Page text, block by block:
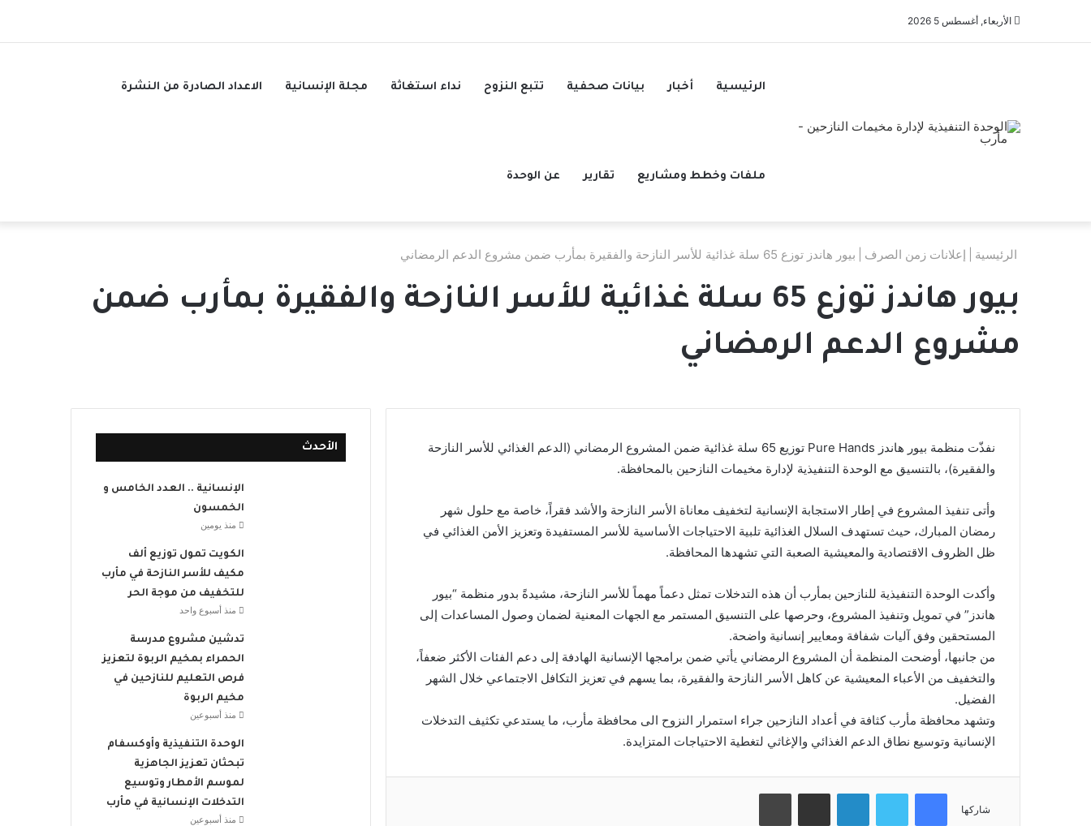
الأربعاء, أغسطس 5 2026
الرئيسية أخبار بيانات صحفية تتبع النزوح نداء استغاثة مجلة الإنسانية الاعداد الصادرة من النشرة
ملفات وخطط ومشاريع تقارير عن الوحدة
الرئيسية إعلانات زمن الصرف بيور هاندز توزع 65 سلة غذائية للأسر النازحة والفقيرة بمأرب ضمن مشروع الدعم الرمضاني
بيور هاندز توزع 65 سلة غذائية للأسر النازحة والفقيرة بمأرب ضمن
مشروع الدعم الرمضاني
نفذّت منظمة بيور هاندز Pure Hands توزيع 65 سلة غذائية ضمن المشروع الرمضاني (الدعم الغذائي للأسر النازحة
والفقيرة)، بالتنسيق مع الوحدة التنفيذية لإدارة مخيمات النازحين بالمحافظة.
وأتى تنفيذ المشروع في إطار الاستجابة الإنسانية لتخفيف معاناة الأسر النازحة والأشد فقراً، خاصة مع حلول شهر
رمضان المبارك، حيث تستهدف السلال الغذائية تلبية الاحتياجات الأساسية للأسر المستفيدة وتعزيز الأمن الغذائي في
ظل الظروف الاقتصادية والمعيشية الصعبة التي تشهدها المحافظة.
وأكدت الوحدة التنفيذية للنازحين بمأرب أن هذه التدخلات تمثل دعماً مهماً للأسر النازحة، مشيدةً بدور منظمة “بيور
هاندز” في تمويل وتنفيذ المشروع، وحرصها على التنسيق المستمر مع الجهات المعنية لضمان وصول المساعدات إلى
المستحقين وفق آليات شفافة ومعايير إنسانية واضحة.
من جانبها، أوضحت المنظمة أن المشروع الرمضاني يأتي ضمن برامجها الإنسانية الهادفة إلى دعم الفئات الأكثر ضعفاً،
والتخفيف من الأعباء المعيشية عن كاهل الأسر النازحة والفقيرة، بما يسهم في تعزيز التكافل الاجتماعي خلال الشهر
الفضيل.
وتشهد محافظة مأرب كثافة في أعداد النازحين جراء استمرار النزوح الى محافظة مأرب، ما يستدعي تكثيف التدخلات
الإنسانية وتوسيع نطاق الدعم الغذائي والإغاثي لتغطية الاحتياجات المتزايدة.
شاركها
فيسبوك لينكدإن
الأحدث
الإنسانية .. العدد الخامس و
الخمسون
منذ يومين
الكويت تمول توزيع ألف
مكيف للأسر النازحة في مأرب
للتخفيف من موجة الحر
منذ أسبوع واحد
تدشين مشروع مدرسة
الحمراء بمخيم الربوة لتعزيز
فرص التعليم للنازحين في
مخيم الربوة
منذ أسبوعين
الوحدة التنفيذية وأوكسفام
تبحثان تعزيز الجاهزية
لموسم الأمطار وتوسيع
التدخلات الإنسانية في مأرب
منذ أسبوعين